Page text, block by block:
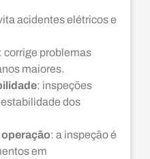
acidentes elétricos e
: corrige problemas
maiores.
: inspeções
dos
: a inspeção é
em